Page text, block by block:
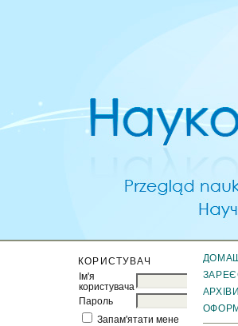
КОРИСТУВАЧ
Ім'я
користувача
Пароль
Запам'ятати мене
АРХІВИ